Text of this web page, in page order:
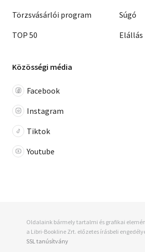
Törzsvásárlói program
TOP 50
Súgó
Elállás
Közösségi média
Facebook
Instagram
Tiktok
Youtube
Oldalaink bármely tartalmi és grafikai
a Libri-Bookline Zrt. előzetes írásbeli
SSL tanúsítvány